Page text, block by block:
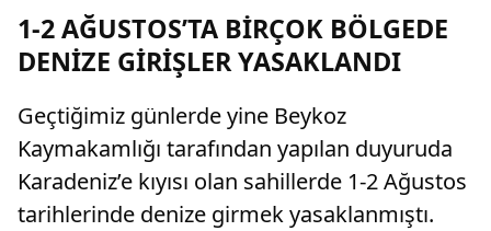
lira tazminat ödemesine karar verildi.
1-2 AĞUSTOS’TA BİRÇOK BÖLGEDE
DENİZE GİRİŞLER YASAKLANDI
Geçtiğimiz günlerde yine Beykoz
Kaymakamlığı tarafından yapılan duyuruda
Karadeniz’e kıyısı olan sahillerde 1-2 Ağustos
tarihlerinde denize girmek yasaklanmıştı.